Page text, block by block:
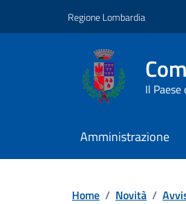
Regione Lombardia
Il
Amministrazione
Home / Novità /